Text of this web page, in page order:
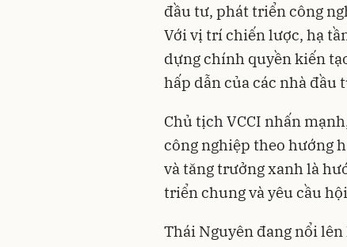
đầu tư, phát triển công
Với vị trí chiến lược, hạ
dựng chính quyền kiến
hấp dẫn của các nhà đầu
Chủ tịch VCCI nhấn
công nghiệp theo hướng
và tăng trưởng xanh là
triển chung và yêu cầu
Thái Nguyên đang nổi